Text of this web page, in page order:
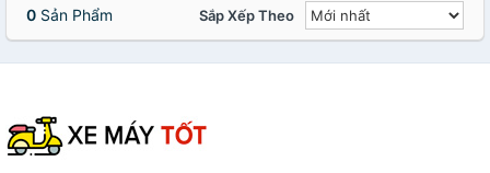
0 Sản Phẩm Sắp Xếp Theo